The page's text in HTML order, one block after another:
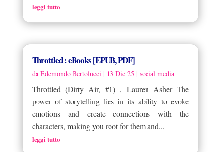
leggi tutto
Throttled : eBooks [EPUB, PDF]
da Edemondo Bertolucci | 13 Dic 25 | social media
Throttled (Dirty Air, #1) , Lauren Asher The
power of storytelling lies in its ability to evoke
emotions and create connections with the
characters, making you root for them and...
leggi tutto